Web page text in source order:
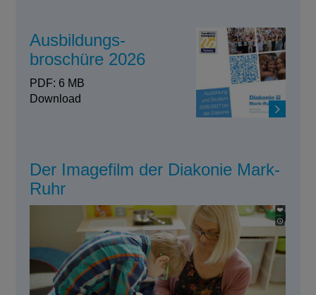
Ausbildungs-
broschüre 2026
PDF: 6 MB
Download
Der Imagefilm der Diakonie Mark-
Ruhr